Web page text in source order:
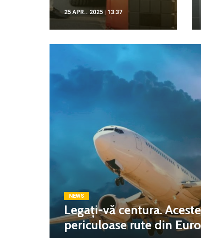
25 APR.. 2025 | 13:37
NEWS
Legați-vă centura.
periculoase rute din